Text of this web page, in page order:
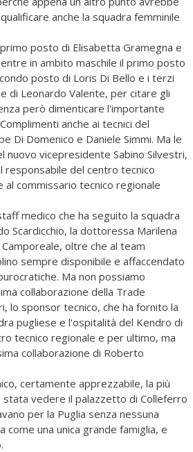
anche la squadra femminile
posto di Elisabetta Gramegna e
in ambito maschile il primo posto
posto di Loris Di Bello e i terzi
di Leonardo Valente, per citare gli
però dimenticare l'importante
anche ai tecnici del
Di Domenico e Daniele Simmi. Ma le
nuovo vicepresidente Sabino Silvestri,
del centro tecnico
al commissario tecnico regionale
medico che ha seguito la squadra
Scardicchio, la dottoressa Marilena
oltre che al team
sempre disponibile e affaccendato
Ma non possiamo
collaborazione della Trade
lo sponsor tecnico, che ha fornito la
pugliese e l'ospitalità del Kendro di
tecnico regionale e per ultimo, ma
collaborazione di Roberto
certamente apprezzabile, la più
vedere il palazzetto di Colleferro
per la Puglia senza nessuna
come una unica grande famiglia, e